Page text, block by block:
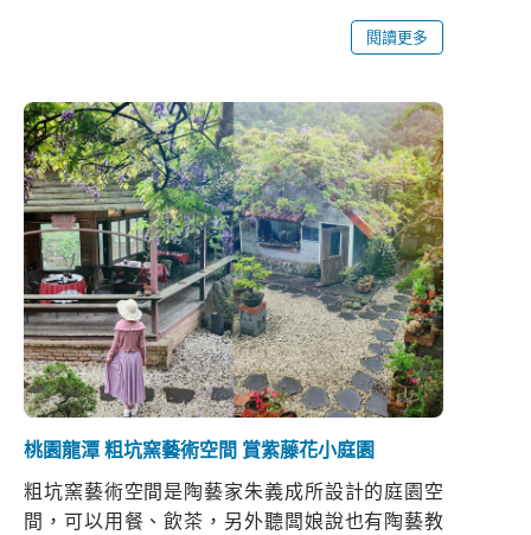
閱讀更多
桃園龍潭 粗坑窯藝術空間 賞紫藤花小庭園
粗坑窯藝術空間是陶藝家朱義成所設計的庭園空
間，可以用餐、飲茶，另外聽闆娘說也有陶藝教